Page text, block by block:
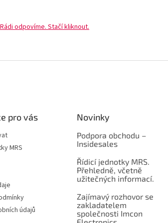
odpovíme. Stačí kliknout.
pro vás
MRS
údajů
Novinky
Podpora obchodu –
Insidesales
Řídicí jednotky MRS.
Přehledně, včetně
užitečných informací.
Zajímavý rozhovor se
zakladatelem
společnosti Imcon